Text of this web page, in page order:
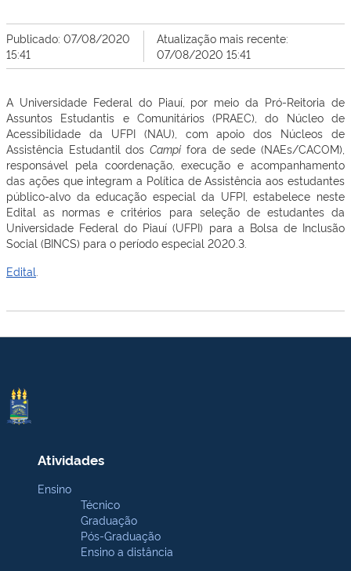
Publicado: 07/08/2020
15:41
Atualização mais recente:
07/08/2020 15:41
A Universidade Federal do Piauí, por meio da Pró-Reitoria de
Assuntos Estudantis e Comunitários (PRAEC), do Núcleo de
Acessibilidade da UFPI (NAU), com apoio dos Núcleos de
Assistência Estudantil dosCampifora de sede (NAEs/CACOM),
responsável pela coordenação, execução e acompanhamento
das ações que integram a Política de Assistência aos estudantes
público-alvo da educação especial da UFPI, estabelece neste
Edital as normas e critérios para seleção de estudantes da
Universidade Federal do Piauí (UFPI) para a Bolsa de Inclusão
Social (BINCS) para o período especial 2020.3.
Edital
Atividades
Ensino
Técnico
Graduação
Pós-Graduação
Ensino a distância